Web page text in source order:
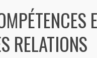
RELATIONS